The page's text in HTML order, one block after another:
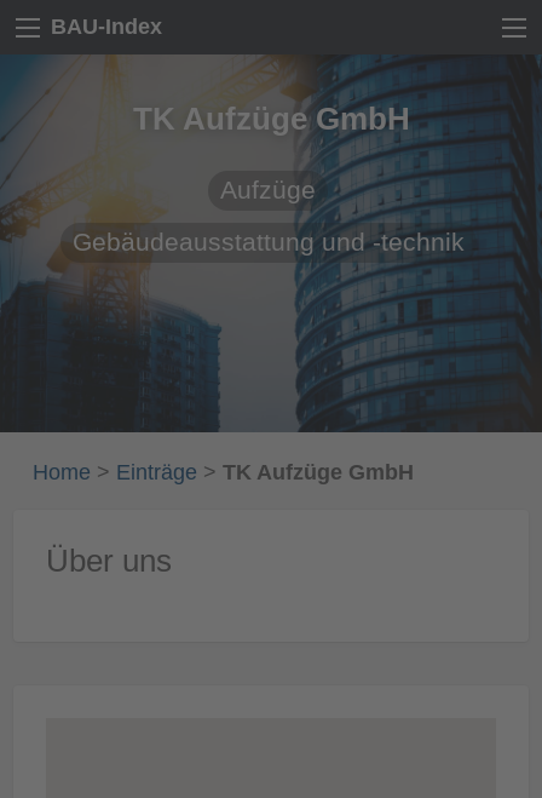
BAU-Index
TK Aufzüge GmbH
Aufzüge
Gebäudeausstattung und -technik
Home > Einträge > TK Aufzüge GmbH
Über uns